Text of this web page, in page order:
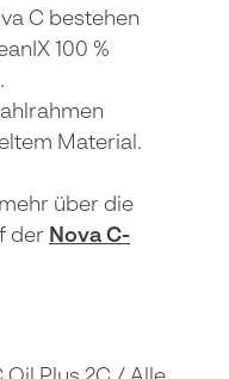
C bestehen
100 %
Material.
über die
der Nova C-